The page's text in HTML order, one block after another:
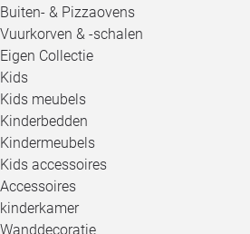
Buiten- & Pizzaovens
Vuurkorven & -schalen
Eigen Collectie
Kids
Kids meubels
Kinderbedden
Kindermeubels
Kids accessoires
Accessoires
kinderkamer
Wanddecoratie